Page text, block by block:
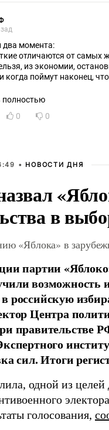
два момента:
отличаются от самых
из экономии,
когда поймут наконец,
полностью
0 0
• НОВОСТИ ДНЯ
в
«Яблока» в
партии
возможность
российскую
Центра
сил. Итоги
одной из целей
голосования,